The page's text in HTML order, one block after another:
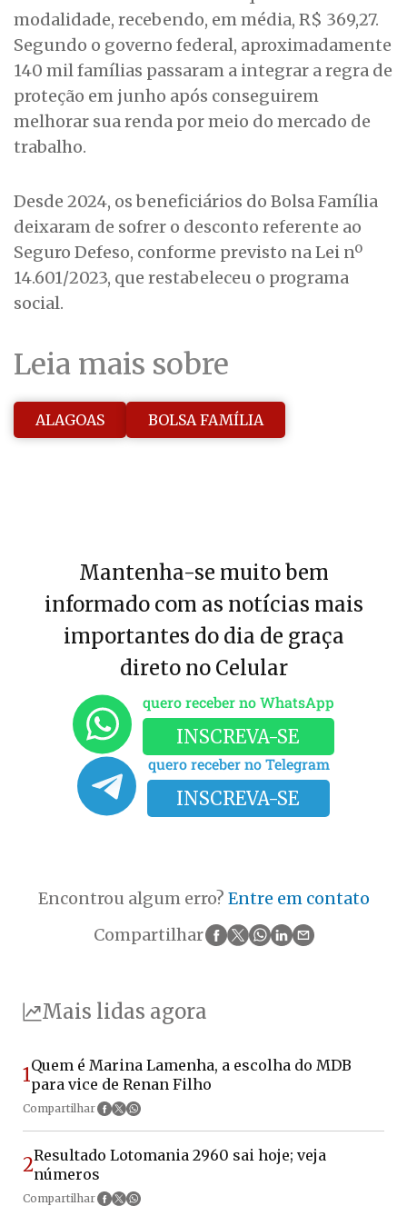
modalidade, recebendo, em média, R$ 369,27.
Segundo o governo federal, aproximadamente
140 mil famílias passaram a integrar a regra de
proteção em junho após conseguirem
melhorar sua renda por meio do mercado de
trabalho.
Desde 2024, os beneficiários do Bolsa Família
deixaram de sofrer o desconto referente ao
Seguro Defeso, conforme previsto na Lei nº
14.601/2023, que restabeleceu o programa
social.
Leia mais sobre
ALAGOAS BOLSA FAMÍLIA
Mantenha-se muito bem
informado com as notícias mais
importantes do dia de graça
direto no Celular
quero receber no WhatsApp
INSCREVA-SE
quero receber no Telegram
INSCREVA-SE
Encontrou algum erro? Entre em contato
Compartilhar
Mais lidas agora
1Quem é Marina Lamenha, a escolha do MDB
para vice de Renan Filho
Compartilhar
2Resultado Lotomania 2960 sai hoje; veja
números
Compartilhar